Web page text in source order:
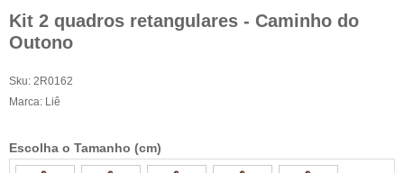
Kit 2 quadros retangulares - Caminho do
Outono
Sku: 2R0162
Marca: Liê
Escolha o Tamanho (cm)